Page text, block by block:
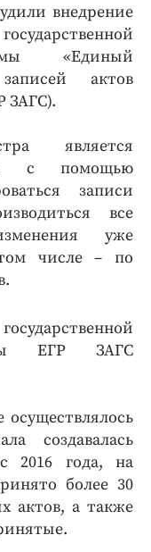
внедрение
«Единый
актов
ЗАГС).
является
с помощью
записи
все
уже
числе – по
ЕГР ЗАГС
осуществлялось
создавалась
2016 года, на
более 30
актов, а также